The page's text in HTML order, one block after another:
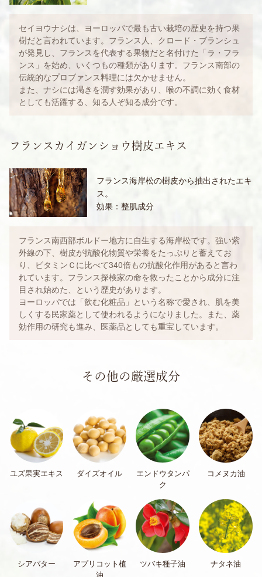
セイヨウナシは、ヨーロッパで最も古い栽培の歴史を持つ果
樹だと言われています。フランス人、クロード・ブランシュ
が発見し、フランスを代表する果物だと名付けた「ラ・フラ
ンス」を始め、いくつもの種類があります。フランス南部の
伝統的なプロブァンス料理には欠かせません。
また、ナシには渇きを潤す効果があり、喉の不調に効く食材
としても活躍する、知る人ぞ知る成分です。
フランスカイガンショウ樹皮エキス
フランス海岸松の樹皮から抽出されたエキ
ス。
効果：整肌成分
フランス南西部ボルドー地方に自生する海岸松です。強い紫
外線の下、樹皮が抗酸化物質や栄養をたっぷりと蓄えてお
り、ビタミンＣに比べて340倍もの抗酸化作用があると言わ
れています。フランス探検家の命を救ったことから成分に注
目され始めた、という歴史があります。
ヨーロッパでは「飲む化粧品」という名称で愛され、肌を美
しくする民家薬として使われるようになりました。また、薬
効作用の研究も進み、医薬品としても重宝しています。
その他の厳選成分
ユズ果実エキス ダイズオイル
エンドウタンパ
ク
コメヌカ油
シアバター
アプリコット植
油
ツバキ種子油 ナタネ油